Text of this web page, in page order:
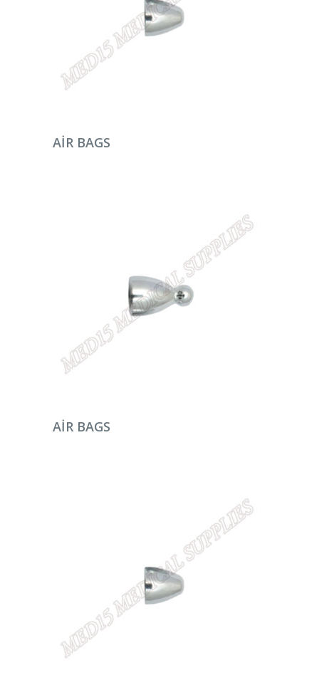
DEVAMINI OKU
AIR BAGS
DEVAMINI OKU
AIR BAGS